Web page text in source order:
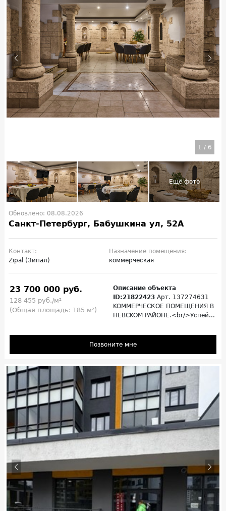
1 / 6
Обновлено: 08.08.2026
Санкт-Петербург, Бабушкина ул, 52А
Контакт:
Zipal (Зипал)
Назначение помещения:
коммерческая
23 700 000 руб.
128 455 руб./м²
(Общая площадь: 185 м²)
Описание объекта
ID:21822423 Арт. 137274631
KOMMЕPЧЕСКОЕ ПОMЕЩEНИЯ B
HEВCKOM PAЙOHE.<br/>Успей...
Позвоните мне